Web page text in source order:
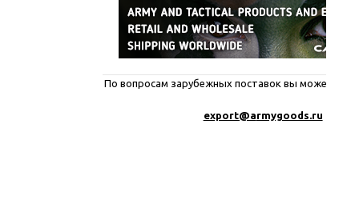
По вопросам зарубежных поставок вы можете
export@armygoods.ru